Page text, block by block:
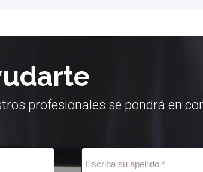
profesionales se pondrá en